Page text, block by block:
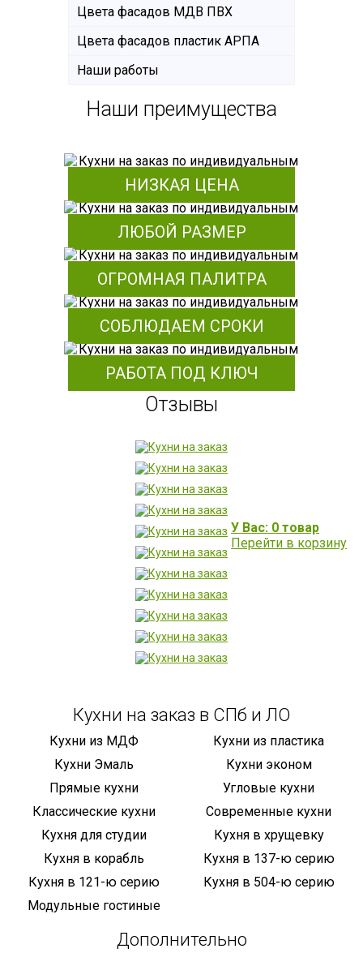
Цвета фасадов МДВ ПВХ
Цвета фасадов пластик АРПА
Наши работы
Наши преимущества
НИЗКАЯ ЦЕНА
ЛЮБОЙ РАЗМЕР
ОГРОМНАЯ ПАЛИТРА
СОБЛЮДАЕМ СРОКИ
РАБОТА ПОД КЛЮЧ
Отзывы
У Вас: 0 товар
Перейти в корзину
Кухни на заказ в СПб и ЛО
Кухни из МДФ
Кухни из пластика
Кухни Эмаль
Кухни эконом
Прямые кухни
Угловые кухни
Классические кухни
Современные кухни
Кухня для студии
Кухня в хрущевку
Кухня в корабль
Кухня в 137-ю серию
Кухня в 121-ю серию
Кухня в 504-ю серию
Модульные гостиные
Дополнительно